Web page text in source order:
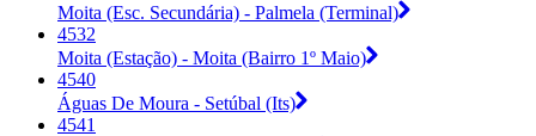
Moita (Esc. Secundária) - Palmela (Terminal)
4532
Moita (Estação) - Moita (Bairro 1º Maio)
4540
Águas De Moura - Setúbal (Its)
4541